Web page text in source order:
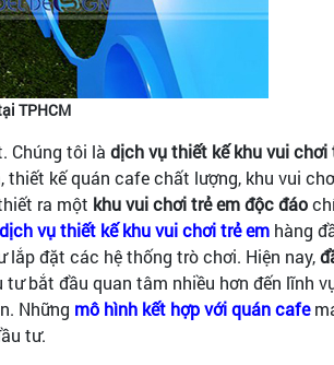
TPHCM
Chúng tôi là dịch vụ thiết kế khu vui chơi
thiết kế quán cafe chất lượng, khu vui
ra một khu vui chơi trẻ em độc đáo
dịch vụ thiết kế khu vui chơi trẻ em hàng
đặt các hệ thống trò chơi. Hiện nay,
bắt đầu quan tâm nhiều hơn đến lĩnh
Những mô hình kết hợp với quán cafe
tư.